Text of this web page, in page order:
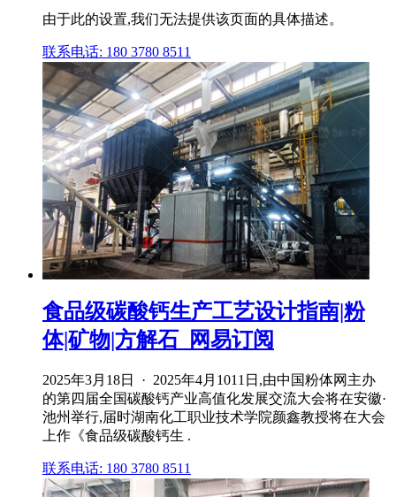
由于此的设置,我们无法提供该页面的具体描述。
联系电话: 180 3780 8511
食品级碳酸钙生产工艺设计指南|粉
体|矿物|方解石_网易订阅
2025年3月18日 · 2025年4月1011日,由中国粉体网主办
的第四届全国碳酸钙产业高值化发展交流大会将在安徽·
池州举行,届时湖南化工职业技术学院颜鑫教授将在大会
上作《食品级碳酸钙生 .
联系电话: 180 3780 8511